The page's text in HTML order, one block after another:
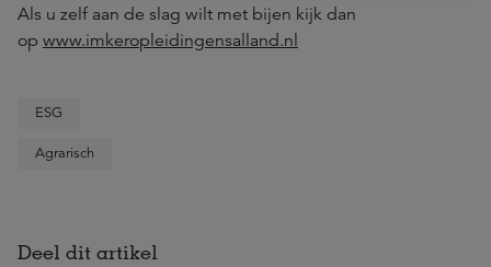
Als u zelf aan de slag wilt met bijen kijk dan
op www.imkeropleidingensalland.nl
ESG
Agrarisch
Deel dit artikel